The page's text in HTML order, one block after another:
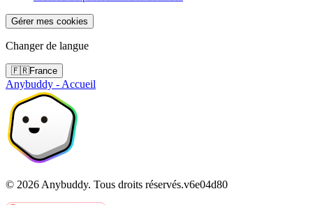
Gérer mes cookies
Changer de langue
🇫🇷France
Anybuddy - Accueil
© 2026 Anybuddy. Tous droits réservés.v6e04d80